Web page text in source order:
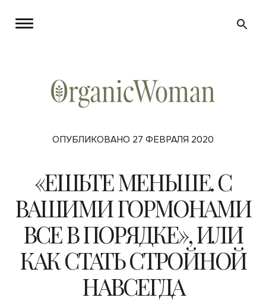
ОПУБЛИКОВАНО 27 ФЕВРАЛЯ 2020
«ЕШЬТЕ МЕНЬШЕ. С
ВАШИМИ ГОРМОНАМИ
ВСЕ В ПОРЯДКЕ», ИЛИ
КАК СТАТЬ СТРОЙНОЙ
НАВСЕГДА